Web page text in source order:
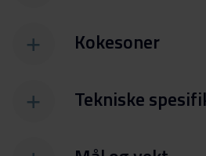
Kokesoner
Tekniske